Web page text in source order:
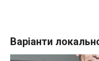
Варіанти